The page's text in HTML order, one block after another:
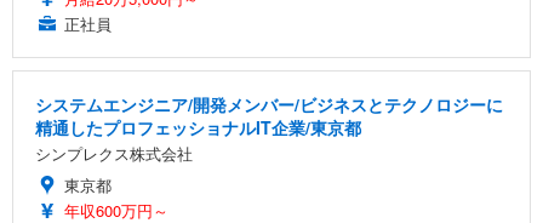
正社員
システムエンジニア/開発メンバー/ビジネスとテクノロジーに
精通したプロフェッショナルIT企業/東京都
シンプレクス株式会社
東京都
年収600万円～